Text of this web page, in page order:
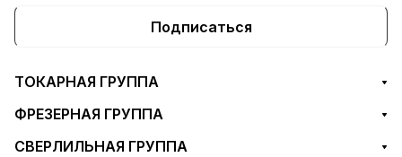
Подписаться
ТОКАРНАЯ ГРУППА
ФРЕЗЕРНАЯ ГРУППА
СВЕРЛИЛЬНАЯ ГРУППА